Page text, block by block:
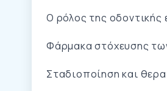
Ο ρόλος της οδοντικής
Φάρμακα στόχευσης
Σταδιοποίηση και